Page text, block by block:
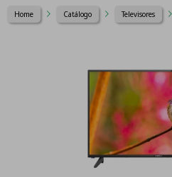
Home Catálogo Televisores